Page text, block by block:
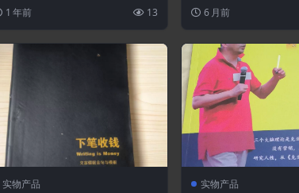
1 年前 13 6 月前
实物产品 实物产品